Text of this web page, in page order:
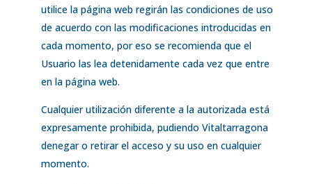
utilice la página web regirán las condiciones de uso
de acuerdo con las modificaciones introducidas en
cada momento, por eso se recomienda que el
Usuario las lea detenidamente cada vez que entre
en la página web.
Cualquier utilización diferente a la autorizada está
expresamente prohibida, pudiendo Vitaltarragona
denegar o retirar el acceso y su uso en cualquier
momento.